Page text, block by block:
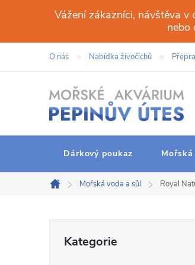
obsah
Vážení zákazníci, návštěva
nebo
O nás Nabídka živočichů
Dárkový poukaz
Domů
Mořská voda a sůl Royal
kategorie
Kategorie